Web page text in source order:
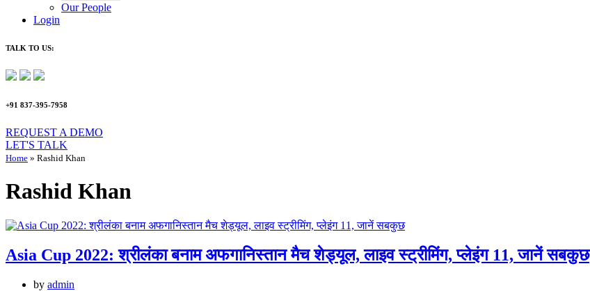
Our People
Login
TALK TO US:
+91 837-395-7958
REQUEST A DEMO​
LET'S TALK
Home » Rashid Khan
Rashid Khan
Asia Cup 2022: श्रीलंका बनाम अफगानिस्तान मैच शेड्यूल, लाइव स्ट्रीमिंग, प्लेइंग 11, जानें सबकुछ
by admin